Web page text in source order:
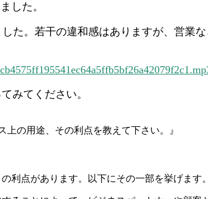
した。
た。若干の違和感はありますが、営業
みてください。
の用途、その利点を教えて下さい。』
利点があります。以下にその一部を挙げます。